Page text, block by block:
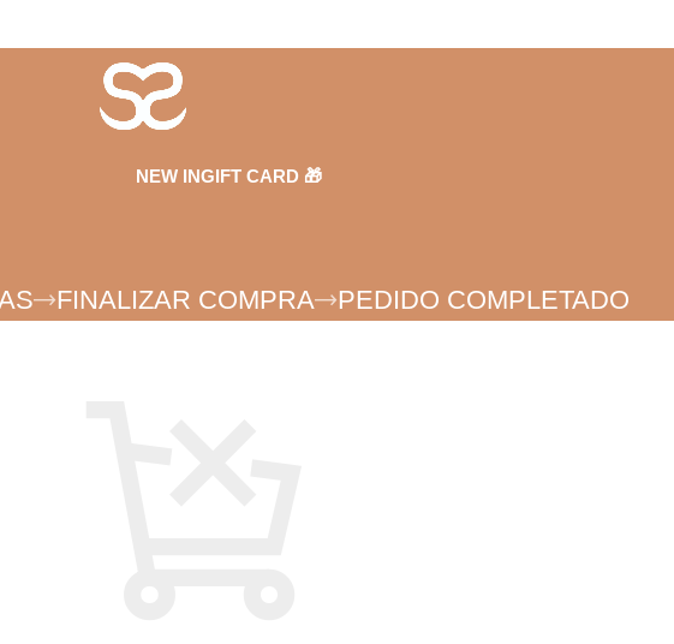
NEW INGIFT CARD 🎁
FINALIZAR COMPRA PEDIDO COMPLETADO